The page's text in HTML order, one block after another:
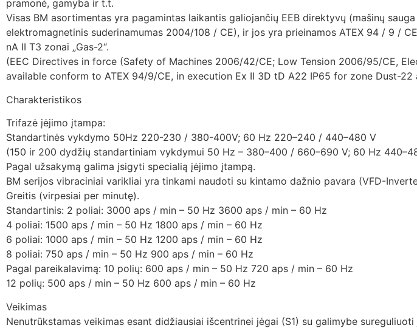
pramonė, gamyba ir t.t.
Visas BM asortimentas yra pagamintas laikantis galiojančių EEB direktyvų (mašinų
elektromagnetinis suderinamumas 2004/108 / CE), ir jos yra prieinamos ATEX 94 / 9 /
nA II T3 zonai „Gas-2“.
(EEC Directives in force (Safety of Machines 2006/42/CE; Low Tension 2006/95/CE,
available conform to ATEX 94/9/CE, in execution Ex II 3D tD A22 IP65 for zone Dust-22
Charakteristikos
Trifazė įėjimo įtampa:
Standartinės vykdymo 50Hz 220-230 / 380-400V; 60 Hz 220–240 / 440–480 V
(150 ir 200 dydžių standartiniam vykdymui 50 Hz – 380–400 / 660–690 V; 60 Hz
Pagal užsakymą galima įsigyti specialią įėjimo įtampą.
BM serijos vibraciniai varikliai yra tinkami naudoti su kintamo dažnio pavara (VFD-
Greitis (virpesiai per minutę).
Standartinis: 2 poliai: 3000 aps / min – 50 Hz 3600 aps / min – 60 Hz
4 poliai: 1500 aps / min – 50 Hz 1800 aps / min – 60 Hz
6 poliai: 1000 aps / min – 50 Hz 1200 aps / min – 60 Hz
8 poliai: 750 aps / min – 50 Hz 900 aps / min – 60 Hz
Pagal pareikalavimą: 10 polių: 600 aps / min – 50 Hz 720 aps / min – 60 Hz
12 polių: 500 aps / min – 50 Hz 600 aps / min – 60 Hz
Veikimas
Nenutrūkstamas veikimas esant didžiausiai išcentrinei jėgai (S1) su galimybe